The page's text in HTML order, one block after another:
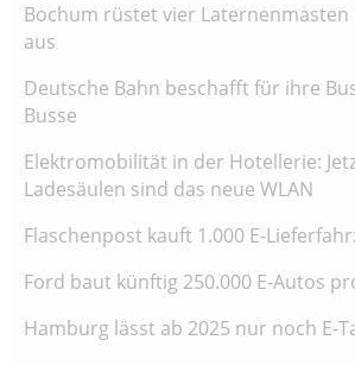
Bochum rüstet vier
aus
Deutsche Bahn beschafft für ihre
Busse
Elektromobilität in der Hotellerie:
Ladesäulen sind das neue WLAN
Flaschenpost kauft 1.000 E-
Ford baut künftig 250.000 E-Autos
Hamburg lässt ab 2025 nur noch E-